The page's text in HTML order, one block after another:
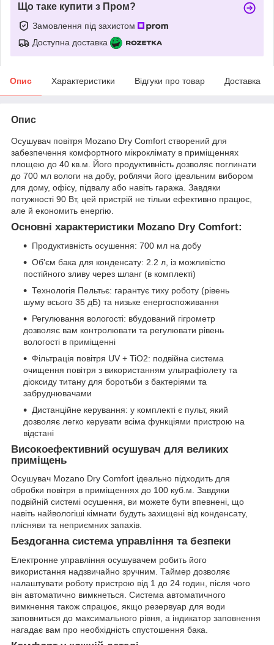
Що таке купити з Пром?
Замовлення під захистом
Доступна доставка
Опис Характеристики Відгуки про товар Доставка
Опис
Осушувач повітря Mozano Dry Comfort створений для
забезпечення комфортного мікроклімату в приміщеннях
площею до 40 кв.м. Його продуктивність дозволяє поглинати
до 700 мл вологи на добу, роблячи його ідеальним вибором
для дому, офісу, підвалу або навіть гаража. Завдяки
потужності 90 Вт, цей пристрій не тільки ефективно працює,
але й економить енергію.
Основні характеристики Mozano Dry Comfort:
Продуктивність осушення: 700 мл на добу
Об'єм бака для конденсату: 2.2 л, із можливістю
постійного зливу через шланг (в комплекті)
Технологія Пельтьє: гарантує тиху роботу (рівень
шуму всього 35 дБ) та низьке енергоспоживання
Регулювання вологості: вбудований гігрометр
дозволяє вам контролювати та регулювати рівень
вологості в приміщенні
Фільтрація повітря UV + TiO2: подвійна система
очищення повітря з використанням ультрафіолету та
діоксиду титану для боротьби з бактеріями та
забруднювачами
Дистанційне керування: у комплекті є пульт, який
дозволяє легко керувати всіма функціями пристрою на
відстані
Високоефективний осушувач для великих
приміщень
Осушувач Mozano Dry Comfort ідеально підходить для
обробки повітря в приміщеннях до 100 куб.м. Завдяки
подвійній системі осушення, ви можете бути впевнені, що
навіть найвологіші кімнати будуть захищені від конденсату,
плісняви та неприємних запахів.
Бездоганна система управління та безпеки
Електронне управління осушувачем робить його
використання надзвичайно зручним. Таймер дозволяє
налаштувати роботу пристрою від 1 до 24 годин, після чого
він автоматично вимкнеться. Система автоматичного
вимкнення також спрацює, якщо резервуар для води
заповниться до максимального рівня, а індикатор заповнення
нагадає вам про необхідність спустошення бака.